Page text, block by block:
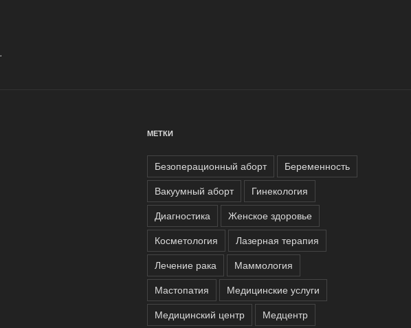
.
МЕТКИ
Безоперационный аборт
Беременность
Вакуумный аборт
Гинекология
Диагностика
Женское здоровье
Косметология
Лазерная терапия
Лечение рака
Маммология
Мастопатия
Медицинские услуги
Медицинский центр
Медцентр